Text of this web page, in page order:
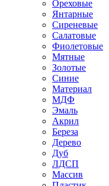
Ореховые
Янтарные
Сиреневые
Салатовые
Фиолетовые
Мятные
Золотые
Синие
Материал
МДФ
Эмаль
Акрил
Береза
Дерево
Дуб
ЛДСП
Массив